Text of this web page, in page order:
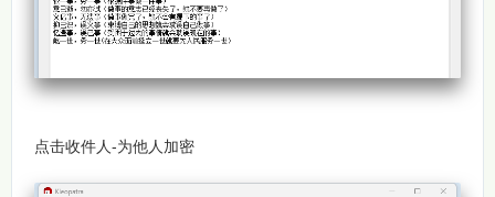
点击收件人-为他人加密